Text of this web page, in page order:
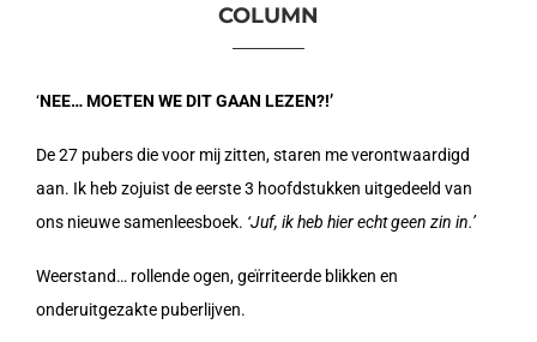
COLUMN
‘NEE… MOETEN WE DIT GAAN LEZEN?!’
De 27 pubers die voor mij zitten, staren me verontwaardigd
aan. Ik heb zojuist de eerste 3 hoofdstukken uitgedeeld van
ons nieuwe samenleesboek. ‘Juf, ik heb hier echt geen zin in.’
Weerstand… rollende ogen, geïrriteerde blikken en
onderuitgezakte puberlijven.